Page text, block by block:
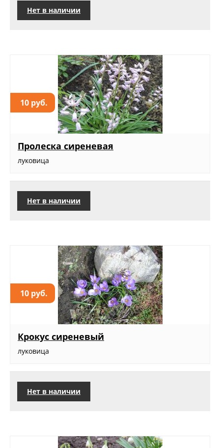
Нет в наличии
10 руб.
Пролеска сиреневая
луковица
Нет в наличии
10 руб.
Крокус сиреневый
луковица
Нет в наличии